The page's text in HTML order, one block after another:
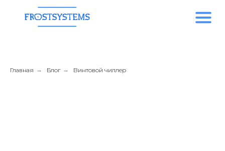
Главная → Блог → Винтовой чиллер